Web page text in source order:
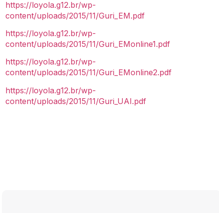
https://loyola.g12.br/wp-
content/uploads/2015/11/Guri_EM.pdf
https://loyola.g12.br/wp-
content/uploads/2015/11/Guri_EMonline1.pdf
https://loyola.g12.br/wp-
content/uploads/2015/11/Guri_EMonline2.pdf
https://loyola.g12.br/wp-
content/uploads/2015/11/Guri_UAI.pdf